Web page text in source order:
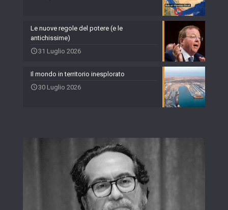
Le nuove regole del potere (e le
antichissime)
31 Luglio 2026
Il mondo in territorio inesplorato
30 Luglio 2026